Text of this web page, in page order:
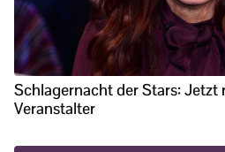
Schlagernacht der Stars: Jetzt
Veranstalter